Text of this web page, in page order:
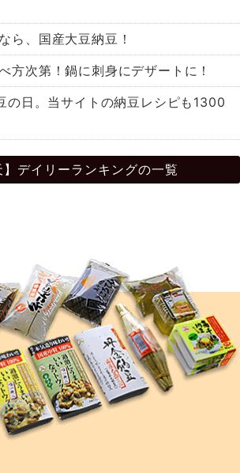
ら、国産大豆納豆！
方次第！鍋に刺身にデザートに！
の日。当サイトの納豆レシピも1300
】デイリーランキングの一覧